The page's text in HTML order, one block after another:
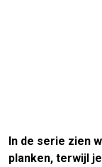
In de serie zien
planken, terwijl